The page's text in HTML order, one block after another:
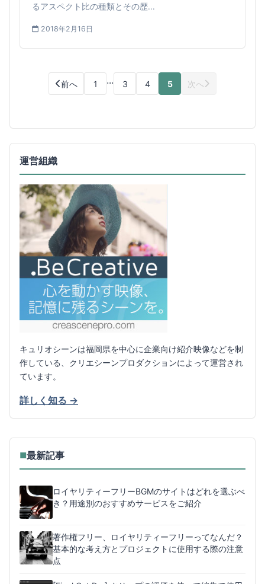
るアスペクト比の種類とその歴...
2018年2月16日
前へ 1 ... 3 4 5 次へ
運営組織
キュリオシーンは福岡県を中心に企業向け紹介映像などを制
作している、クリエシーンプロダクションによって運営され
ています。
詳しく知る →
■最新記事
ロイヤリティーフリーBGMのサイトはどれを選ぶべ
き？用途別のおすすめサービスをご紹介
著作権フリー、ロイヤリティーフリーってなんだ？
基本的な考え方とプロジェクトに使用する際の注意
点